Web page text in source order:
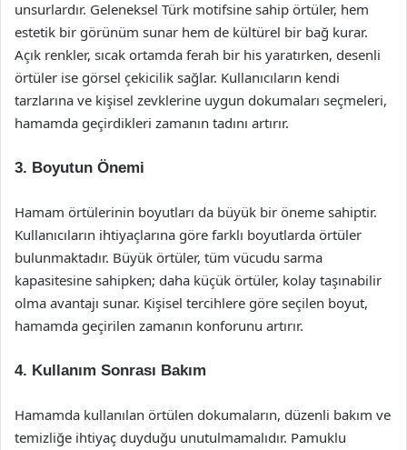
unsurlardır. Geleneksel Türk motifsine sahip örtüler, hem
estetik bir görünüm sunar hem de kültürel bir bağ kurar.
Açık renkler, sıcak ortamda ferah bir his yaratırken, desenli
örtüler ise görsel çekicilik sağlar. Kullanıcıların kendi
tarzlarına ve kişisel zevklerine uygun dokumaları seçmeleri,
hamamda geçirdikleri zamanın tadını artırır.
3. Boyutun Önemi
Hamam örtülerinin boyutları da büyük bir öneme sahiptir.
Kullanıcıların ihtiyaçlarına göre farklı boyutlarda örtüler
bulunmaktadır. Büyük örtüler, tüm vücudu sarma
kapasitesine sahipken; daha küçük örtüler, kolay taşınabilir
olma avantajı sunar. Kişisel tercihlere göre seçilen boyut,
hamamda geçirilen zamanın konforunu artırır.
4. Kullanım Sonrası Bakım
Hamamda kullanılan örtülen dokumaların, düzenli bakım ve
temizliğe ihtiyaç duyduğu unutulmamalıdır. Pamuklu